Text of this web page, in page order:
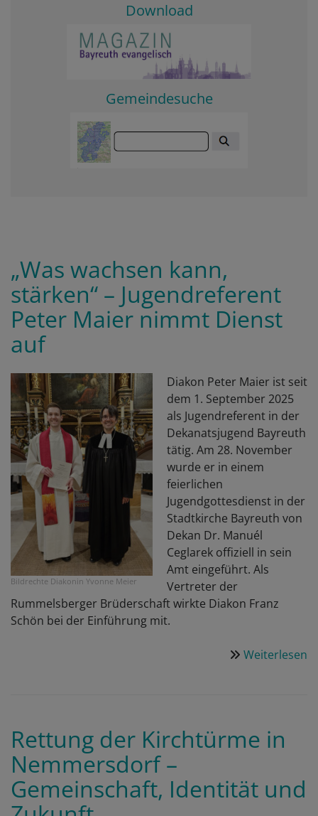
Download
Gemeindesuche
„Was wachsen kann,
stärken“ – Jugendreferent
Peter Maier nimmt Dienst
auf
Bildrechte Diakonin Yvonne Meier
Diakon Peter Maier ist seit
dem 1. September 2025
als Jugendreferent in der
Dekanatsjugend Bayreuth
tätig. Am 28. November
wurde er in einem
feierlichen
Jugendgottesdienst in der
Stadtkirche Bayreuth von
Dekan Dr. Manuél
Ceglarek offiziell in sein
Amt eingeführt. Als
Vertreter der
Rummelsberger Brüderschaft wirkte Diakon Franz
Schön bei der Einführung mit.
Weiterlesen
Rettung der Kirchtürme in
Nemmersdorf –
Gemeinschaft, Identität und